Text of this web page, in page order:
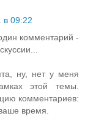
в 09:22
комментарий -
ну, нет у меня
этой темы.
комментариев:
время.